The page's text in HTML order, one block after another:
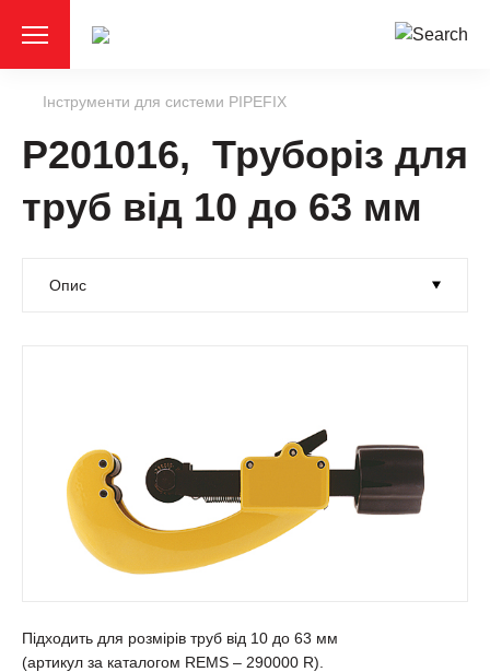
Інструменти для системи PIPEFIX
P201016, Труборіз для
труб від 10 до 63 мм
Підходить для розмірів труб від 10 до 63 мм
(артикул за каталогом REMS – 290000 R).